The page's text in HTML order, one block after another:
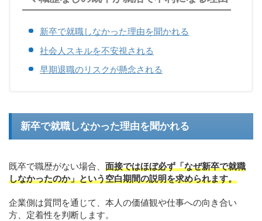
新卒で就職しなかった理由を聞かれる
社会人スキルを不安視される
早期退職のリスクが懸念される
新卒で就職しなかった理由を聞かれる
既卒で職歴がない場合、 面接ではほぼ必ず「なぜ新卒で就職
しなかったのか」という空白期間の説明を求められます。
企業側は質問を通じて、本人の価値観や仕事への向き合い
方、定着性を判断します。